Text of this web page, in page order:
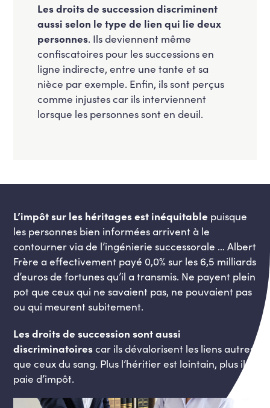
Les droits de succession discriminent
aussi selon le type de lien qui lie deux
personnes. Ils deviennent même
confiscatoires pour les successions en
ligne indirecte, entre une tante et sa
nièce par exemple. Enfin, ils sont perçus
comme injustes car ils interviennent
lorsque les personnes sont en deuil.
L’impôt sur les héritages est inéquitable puisque
les personnes bien informées arrivent à le
contourner via de l’ingénierie successorale … Albert
Frère a effectivement payé 0,0% sur les 6,5 milliards
d’euros de fortunes qu’il a transmis. Ne payent plein
pot que ceux qui ne savaient pas, ne pouvaient pas
ou qui meurent subitement.
Les droits de succession sont aussi
discriminatoirescar ils dévalorisent les liens autres
que ceux du sang. Plus l’héritier est lointain, plus il
paie d’impôt.